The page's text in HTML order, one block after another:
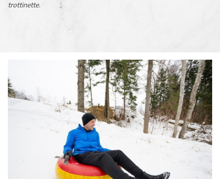
trottinette.